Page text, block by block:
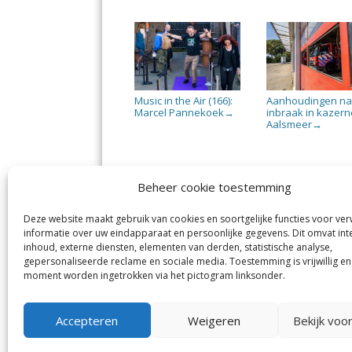
Beheer cookie toestemming
Deze website maakt gebruik van cookies en soortgelijke functies voor
informatie over uw eindapparaat en persoonlijke gegevens. Dit omvat
inhoud, externe diensten, elementen van derden, statistische analyse,
gepersonaliseerde reclame en sociale media. Toestemming is vrijwillig
moment worden ingetrokken via het pictogram linksonder.
Accepteren Weigeren Bekijk
Music in the Air (166):
Marcel Pannekoek→
Aanhoudingen na
inbraak in
Aalsmeer→
De Nieuwe Meerbode
Visserstraat 10
1431 GJ Aalsmeer
0297-341900
info@meerbode.nl
en
De